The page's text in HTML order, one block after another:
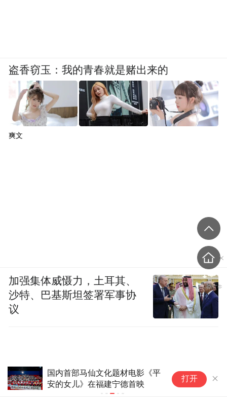
国内首部马仙文化题材电影《平
安的女儿》在福建宁德首映
打开
盗香窃玉：我的青春就是赌出来的
爽文
加强集体威慑力，土耳其、
沙特、巴基斯坦签署军事协
议